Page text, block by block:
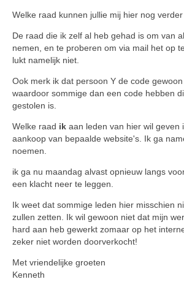
Welke raad kunnen jullie mij hier nog verder
De raad die ik zelf al heb gehad is om van
nemen, en te proberen om via mail het op
lukt namelijk niet.
Ook merk ik dat persoon Y de code
waardoor sommige dan een code hebben
gestolen is.
Welke raad ik aan leden van hier wil geven
aankoop van bepaalde website's. Ik ga
noemen.
ik ga nu maandag alvast opnieuw langs
een klacht neer te leggen.
Ik weet dat sommige leden hier misschien
zullen zetten. Ik wil gewoon niet dat mijn
hard aan heb gewerkt zomaar op het
zeker niet worden doorverkocht!
Met vriendelijke groeten
Kenneth